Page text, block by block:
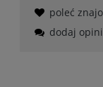
poleć
dodaj